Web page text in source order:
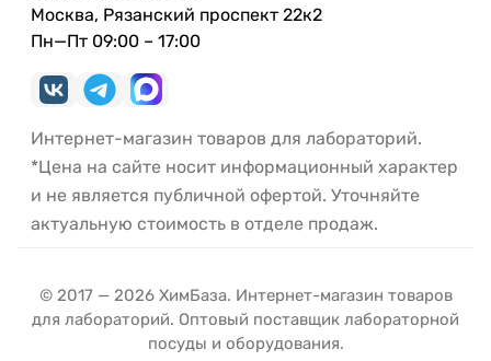
Москва, Рязанский проспект 22к2
Пн—Пт 09:00 – 17:00
Интернет-магазин товаров для лабораторий.
*Цена на сайте носит информационный характер
и не является публичной офертой. Уточняйте
актуальную стоимость в отделе продаж.
© 2017 — 2026 ХимБаза. Интернет-магазин товаров
для лабораторий. Оптовый поставщик лабораторной
посуды и оборудования.